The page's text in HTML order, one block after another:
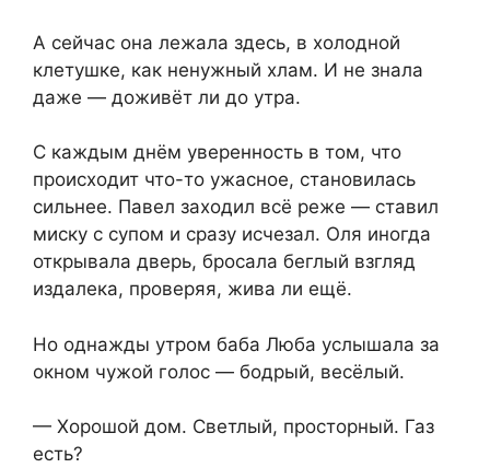
А сейчас она лежала здесь, в холодной
клетушке, как ненужный хлам. И не знала
даже — доживёт ли до утра.
С каждым днём уверенность в том, что
происходит что-то ужасное, становилась
сильнее. Павел заходил всё реже — ставил
миску с супом и сразу исчезал. Оля иногда
открывала дверь, бросала беглый взгляд
издалека, проверяя, жива ли ещё.
Но однажды утром баба Люба услышала за
окном чужой голос — бодрый, весёлый.
— Хорошой дом. Светлый, просторный. Газ
есть?